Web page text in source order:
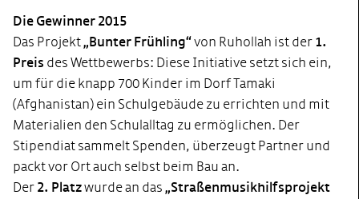
Die Gewinner 2015
Das Projekt„Bunter Frühling“von Ruhollah ist der 1.
Preis des Wettbewerbs: Diese Initiative setzt sich ein,
um für die knapp 700 Kinder im Dorf Tamaki
(Afghanistan) ein Schulgebäude zu errichten und mit
Materialien den Schulalltag zu ermöglichen. Der
Stipendiat sammelt Spenden, überzeugt Partner und
packt vor Ort auch selbst beim Bau an.
Der 2. Platzwurde an das „Straßenmusikhilfsprojekt